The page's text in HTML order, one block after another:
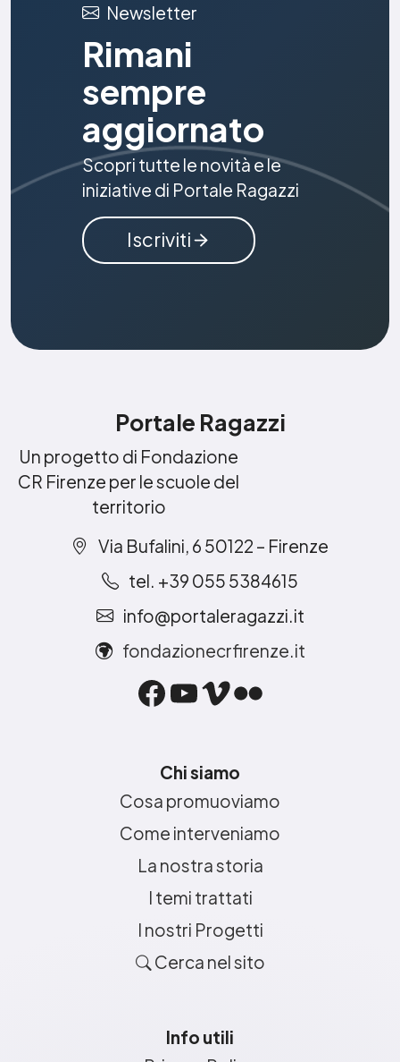
Newsletter
Rimani
sempre
aggiornato
Scopri tutte le novità e le
iniziative di Portale Ragazzi
Iscriviti
Portale Ragazzi
Un progetto di Fondazione
CR Firenze per le scuole del
territorio
Via Bufalini, 6 50122 – Firenze
tel. +39 055 5384615
info@portaleragazzi.it
fondazionecrfirenze.it
Facebook
YouTube
Vimeo
Flickr
Chi siamo
Cosa promuoviamo
Come interveniamo
La nostra storia
I temi trattati
I nostri Progetti
Cerca nel sito
Info utili